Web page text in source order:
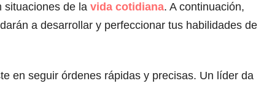
situaciones de la vida cotidiana. A continuación,
a desarrollar y perfeccionar tus habilidades de
en seguir órdenes rápidas y precisas. Un líder da